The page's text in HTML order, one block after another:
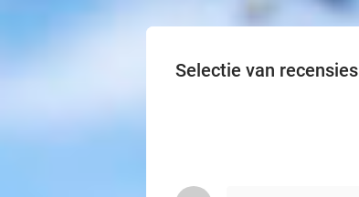
Selectie van recensies